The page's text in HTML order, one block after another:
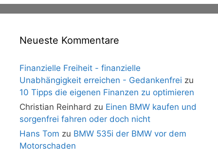
Neueste Kommentare
Finanzielle Freiheit - finanzielle
Unabhängigkeit erreichen - Gedankenfrei zu
10 Tipps die eigenen Finanzen zu optimieren
Christian Reinhard zu Einen BMW kaufen und
sorgenfrei fahren oder doch nicht
Hans Tom zu BMW 535i der BMW vor dem
Motorschaden